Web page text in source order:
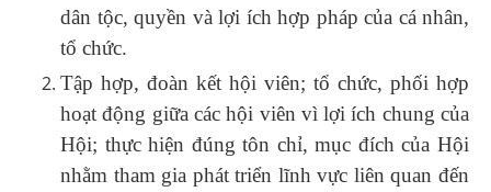
dân tộc, quyền và lợi ích hợp pháp của cá nhân,
tổ chức.
Tập hợp, đoàn kết hội viên; tổ chức, phối hợp
hoạt động giữa các hội viên vì lợi ích chung của
Hội; thực hiện đúng tôn chỉ, mục đích của Hội
nhằm tham gia phát triển lĩnh vực liên quan đến